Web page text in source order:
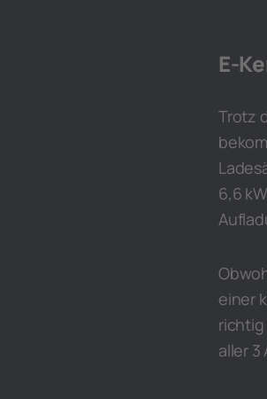
E-
Trotz
6,6
einer
richtig
aller